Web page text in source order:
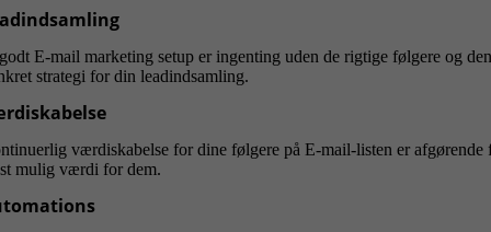
E-mail marketing setup er ingenting uden de rigtige følgere og
strategi for din leadindsamling.
værdiskabelse for dine følgere på E-mail-listen er
mulig værdi for dem.